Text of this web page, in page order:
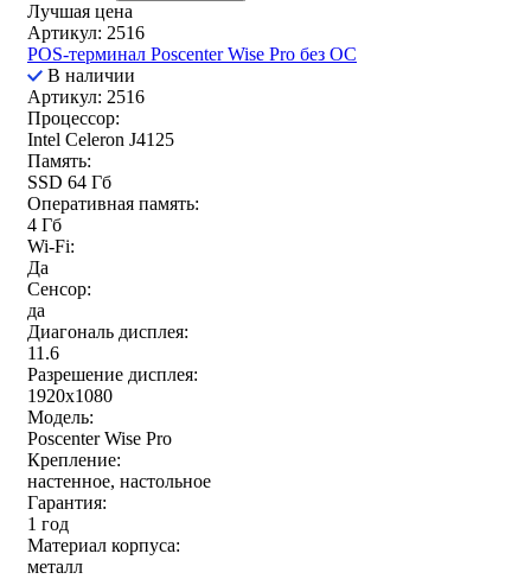
Лучшая цена
Артикул: 2516
POS-терминал Poscenter Wise Pro без ОС
В наличии
Артикул: 2516
Процессор:
Intel Celeron J4125
Память:
SSD 64 Гб
Оперативная память:
4 Гб
Wi-Fi:
Да
Сенсор:
да
Диагональ дисплея:
11.6
Разрешение дисплея:
1920x1080
Модель:
Poscenter Wise Pro
Крепление:
настенное, настольное
Гарантия:
1 год
Материал корпуса:
металл